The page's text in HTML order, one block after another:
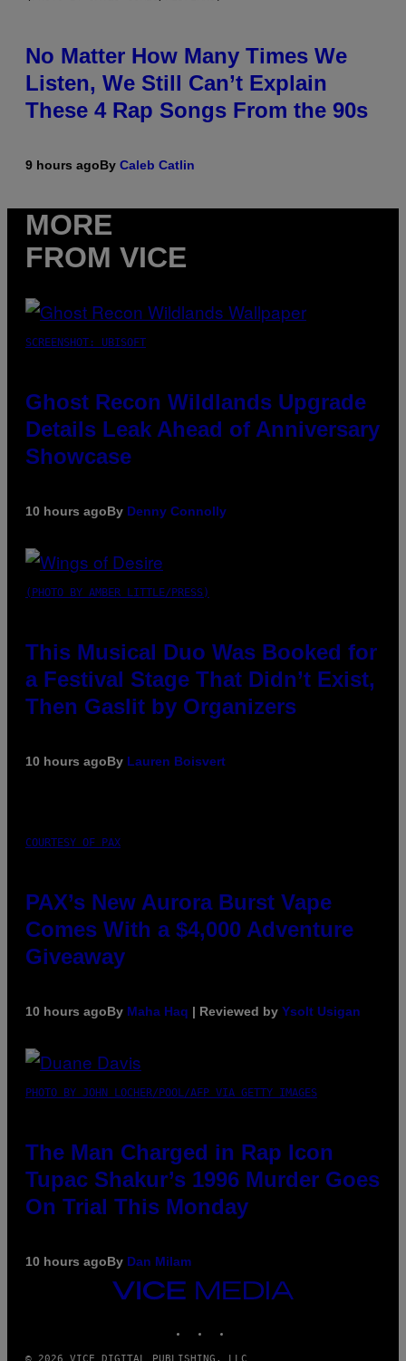
No Matter How Many Times We
Listen, We Still Can’t Explain
These 4 Rap Songs From the 90s
9 hours agoBy Caleb Catlin
MORE
FROM VICE
SCREENSHOT: UBISOFT
Ghost Recon Wildlands Upgrade
Details Leak Ahead of Anniversary
Showcase
10 hours agoBy Denny Connolly
(PHOTO BY AMBER LITTLE/PRESS)
This Musical Duo Was Booked for
a Festival Stage That Didn’t Exist,
Then Gaslit by Organizers
10 hours agoBy Lauren Boisvert
COURTESY OF PAX
PAX’s New Aurora Burst Vape
Comes With a $4,000 Adventure
Giveaway
10 hours agoBy Maha Haq | Reviewed by Ysolt Usigan
PHOTO BY JOHN LOCHER/POOL/AFP VIA GETTY IMAGES
The Man Charged in Rap Icon
Tupac Shakur’s 1996 Murder Goes
On Trial This Monday
10 hours agoBy Dan Milam
VICE
MEDIA
© 2026 VICE DIGITAL PUBLISHING, LLC